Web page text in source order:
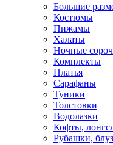
Большие
Костюмы
Пижамы
Халаты
Ночные
Комплекты
Платья
Сарафаны
Туники
Толстовки
Водолазки
Кофты,
Рубашки,